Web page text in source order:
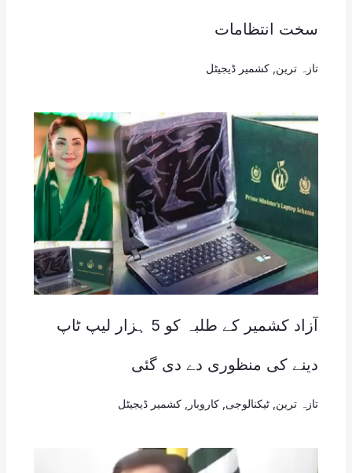
سخت انتظامات
تازہ ترین کشمیر ڈیجیٹل
آزاد کشمیر کے طلبہ کو 5 ہزار لیپ ٹاپ
دینے کی منظوری دے دی گئی
تازہ ترین ٹیکنالوجی کاروبار کشمیر ڈیجیٹل